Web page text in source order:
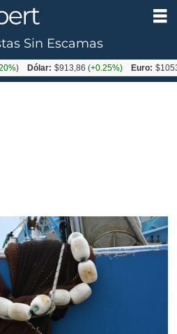
Sin Escamas
$913,86(+0.25%) Euro: $1053,08(-